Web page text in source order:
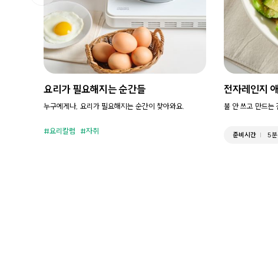
요리가 필요해지는 순간들
누구에게나, 요리가 필요해지는 순간이 찾아와요.
요리칼럼 자취
전자레인지
불 안 쓰고 만드는
준비시간 5분